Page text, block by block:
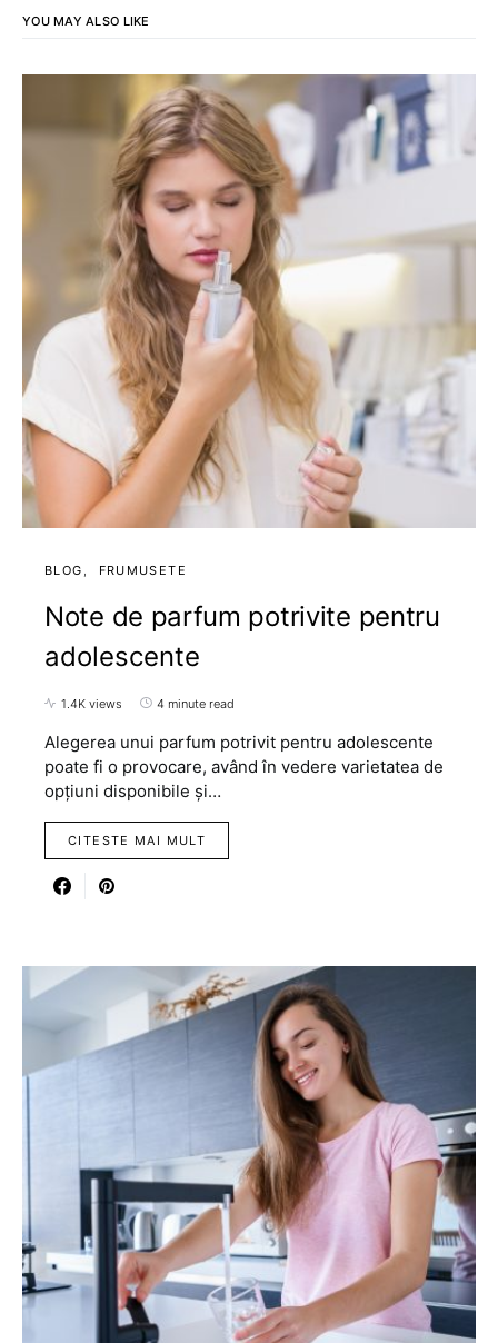
YOU MAY ALSO LIKE
BLOG FRUMUSETE
Note de parfum potrivite pentru
adolescente
1.4K views 4 minute read
Alegerea unui parfum potrivit pentru adolescente
poate fi o provocare, având în vedere varietatea de
opțiuni disponibile și…
CITESTE MAI MULT